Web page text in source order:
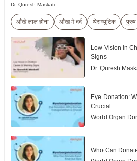
Dr. Quresh Maskati
आँखें लाल होना आँख में दर्द थेराप्यूटिक पुरुष
Low Vision in
Signs
Dr. Quresh
Eye Donation:
Crucial
World Organ
Who Can